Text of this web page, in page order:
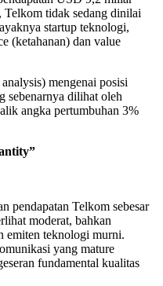
tidak sedang dinilai
startup teknologi,
(ketahanan) dan value
mengenai posisi
sebenarnya dilihat oleh
angka pertumbuhan 3%
pendapatan Telkom sebesar
moderat, bahkan
emiten teknologi murni.
yang mature
fundamental kualitas